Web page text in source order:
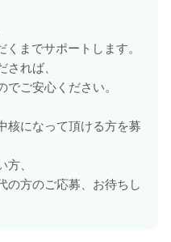
までサポートします。
れば、
ご安心ください。
核になって頂ける方を募
、
の方のご応募、お待ちし